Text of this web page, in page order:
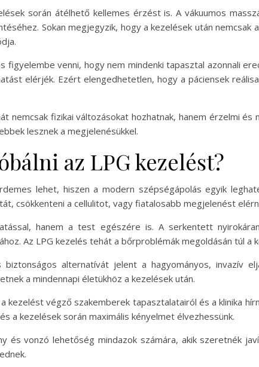
során átélhető kellemes érzést is. A vákuumos
Sokan megjegyzik, hogy a kezelések után nemcsak
figyelembe venni, hogy nem mindenki tapasztal azonnali
elérjék. Ezért elengedhetetlen, hogy a páciensek
nemcsak fizikai változásokat hozhatnak, hanem érzelmi és
lesznek a megjelenésükkel.
az LPG kezelést?
lehet, hiszen a modern szépségápolás egyik
csökkenteni a cellulitot, vagy fiatalosabb megjelenést
hanem a test egészére is. A serkentett
Az LPG kezelés tehát a bőrproblémák megoldásán túl a
alternatívát jelent a hagyományos, invazív
a mindennapi életükhöz a kezelések után.
kezelést végző szakemberek tapasztalatairól és a klinika
a kezelések során maximális kényelmet élvezhessünk.
és vonzó lehetőség mindazok számára, akik szeretnék